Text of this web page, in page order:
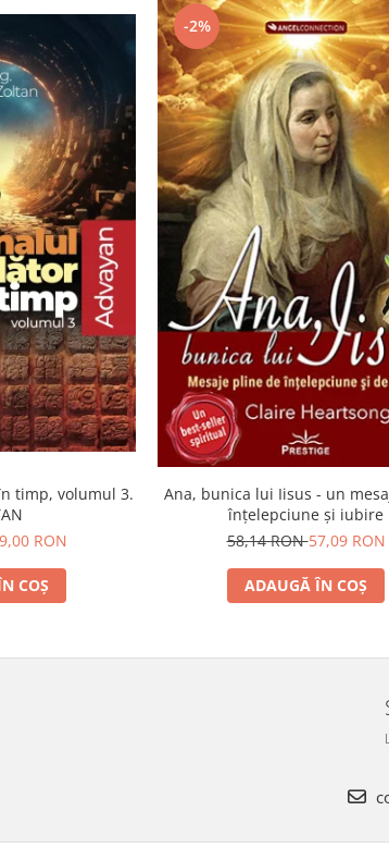
timp, volumul 3.
RON
COȘ
-2%
Ana, bunica lui Iisus - un
înţelepciune şi iubire
58,14 RON57,09 RON
ADAUGĂ ÎN COȘ